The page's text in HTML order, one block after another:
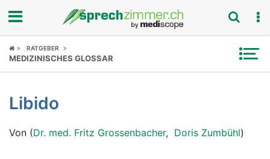
Fokus
Symptome
Untersuchungen
RATGEBER
MEDIZINISCHES GLOSSAR
Libido
Von (Dr. med. Fritz Grossenbacher, Doris Zumbühl)